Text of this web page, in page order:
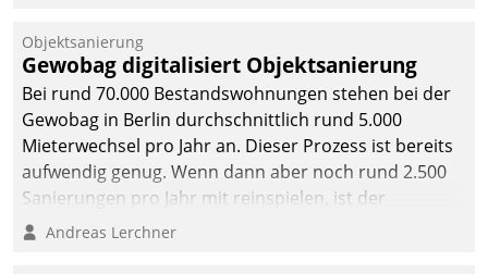
Objektsanierung
Gewobag digitalisiert Objektsanierung
Bei rund 70.000 Bestandswohnungen stehen bei der
Gewobag in Berlin durchschnittlich rund 5.000
Mieterwechsel pro Jahr an. Dieser Prozess ist bereits
aufwendig genug. Wenn dann aber noch rund 2.500
Sanierungen pro Jahr mit reinspielen, ist der
Betreuungs- und Organisationsaufwand immens. Im
Andreas Lerchner